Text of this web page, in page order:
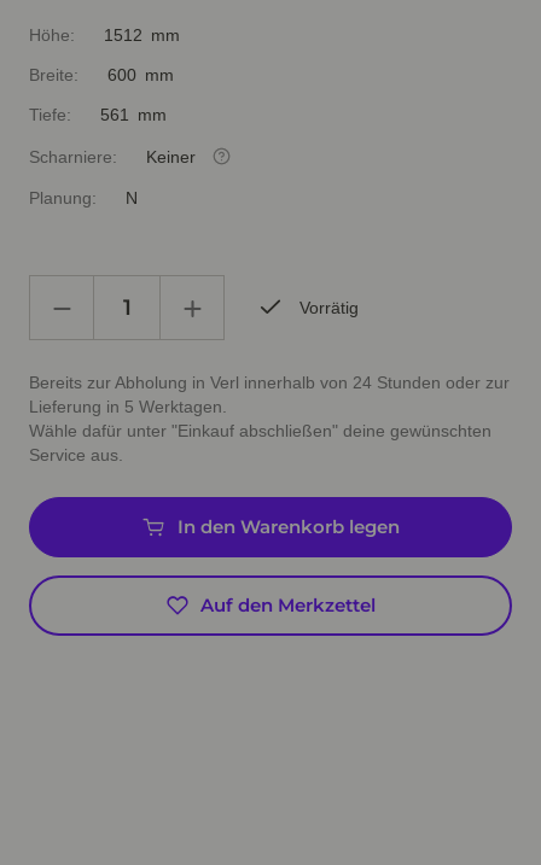
Höhe: 1512 mm
Breite: 600 mm
Tiefe: 561 mm
Scharniere: Keiner
Planung: N
Vorrätig
Bereits zur Abholung in Verl innerhalb von 24 Stunden oder zur
Lieferung in 5 Werktagen.
Wähle dafür unter "Einkauf abschließen" deine gewünschten
Service aus.
In den Warenkorb legen
Auf den Merkzettel